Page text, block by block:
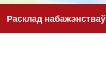
Расклад набажэнстваў